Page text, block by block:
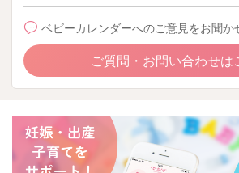
ベビーカレンダーへのご意見をお聞か
ご質問・お問い合わせは